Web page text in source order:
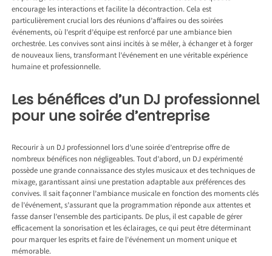
encourage les interactions et facilite la décontraction. Cela est
particulièrement crucial lors des réunions d’affaires ou des soirées
événements, où l’esprit d’équipe est renforcé par une ambiance bien
orchestrée. Les convives sont ainsi incités à se mêler, à échanger et à forger
de nouveaux liens, transformant l’événement en une véritable expérience
humaine et professionnelle.
Les bénéfices d’un DJ professionnel
pour une soirée d’entreprise
Recourir à un DJ professionnel lors d’une soirée d’entreprise offre de
nombreux bénéfices non négligeables. Tout d’abord, un DJ expérimenté
possède une grande connaissance des styles musicaux et des techniques de
mixage, garantissant ainsi une prestation adaptable aux préférences des
convives. Il sait façonner l’ambiance musicale en fonction des moments clés
de l’événement, s’assurant que la programmation réponde aux attentes et
fasse danser l’ensemble des participants. De plus, il est capable de gérer
efficacement la sonorisation et les éclairages, ce qui peut être déterminant
pour marquer les esprits et faire de l’événement un moment unique et
mémorable.